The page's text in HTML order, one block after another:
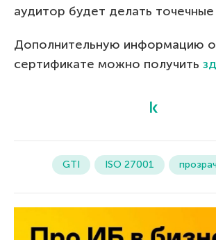
аудитор будет делать
Дополнительную информацию о
сертификате можно получить
GTI ISO 27001